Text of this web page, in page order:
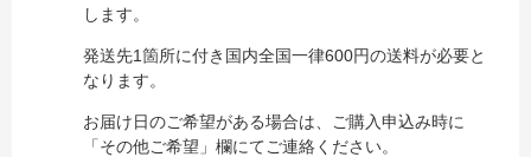
します。
発送先1箇所に付き国内全国一律600円の送料が必要と
なります。
お届け日のご希望がある場合は、ご購入申込み時に
「その他ご希望」欄にてご連絡ください。